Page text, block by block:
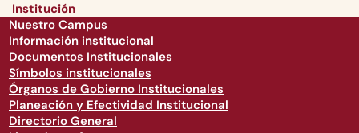
Institución
Nuestro Campus
Información institucional
Documentos Institucionales
Símbolos institucionales
Órganos de Gobierno Institucionales
Planeación y Efectividad Institucional
Directorio General